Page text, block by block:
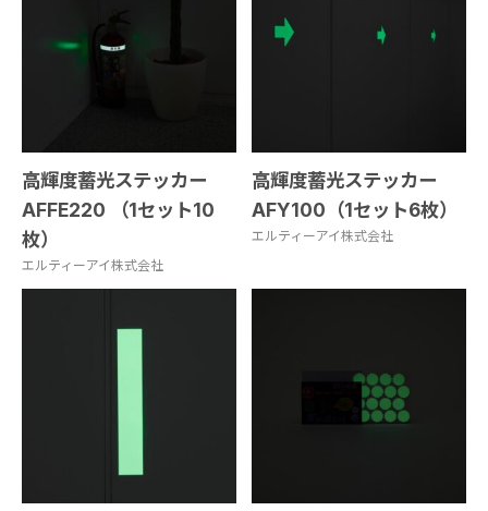
高輝度蓄光ステッカー
AFFE220 （1セット10
枚）
エルティーアイ株式会社
高輝度蓄光ステッカー
AFY100（1セット6枚）
エルティーアイ株式会社